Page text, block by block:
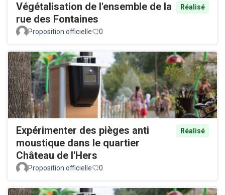
Végétalisation de l'ensemble de la
rue des Fontaines
Réalisé
Proposition officielle 0
Expérimenter des pièges anti
moustique dans le quartier
Château de l'Hers
Réalisé
Proposition officielle 0